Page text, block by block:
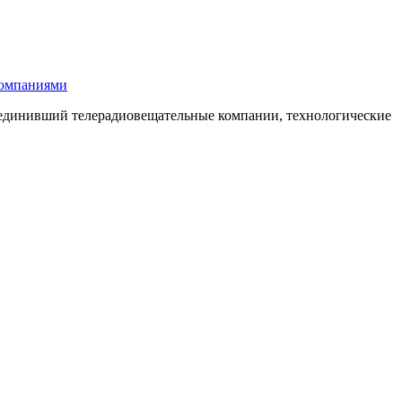
телерадиовещательные компании, технологические